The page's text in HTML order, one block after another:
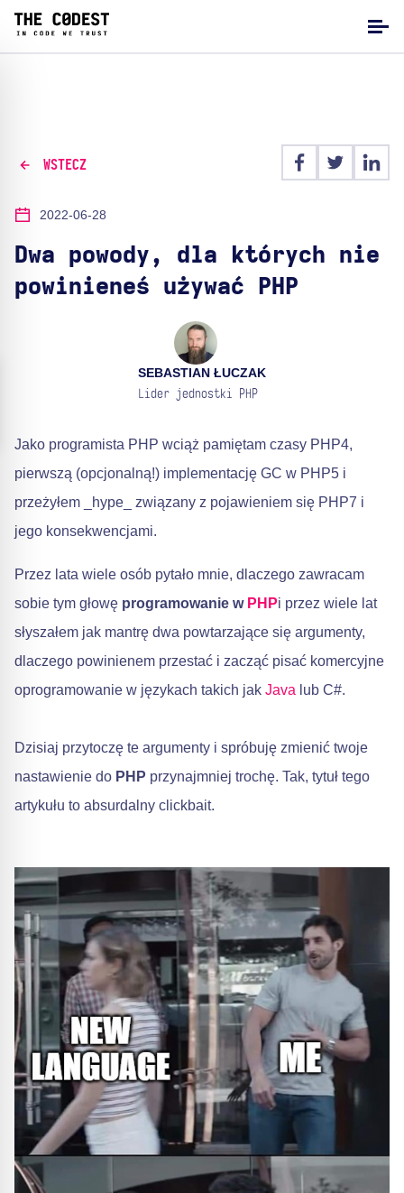
WSTECZ
2022-06-28
Dwa powody, dla których nie
powinieneś używać PHP
SEBASTIAN ŁUCZAK
Lider jednostki PHP
Jako programista PHP wciąż pamiętam czasy PHP4,
pierwszą (opcjonalną!) implementację GC w PHP5 i
przeżyłem _hype_ związany z pojawieniem się PHP7 i
jego konsekwencjami.
Przez lata wiele osób pytało mnie, dlaczego zawracam
sobie tym głowę programowanie w PHPi przez wiele lat
słyszałem jak mantrę dwa powtarzające się argumenty,
dlaczego powinienem przestać i zacząć pisać komercyjne
oprogramowanie w językach takich jak Java lub C#.
Dzisiaj przytoczę te argumenty i spróbuję zmienić twoje
nastawienie do PHP przynajmniej trochę. Tak, tytuł tego
artykułu to absurdalny clickbait.